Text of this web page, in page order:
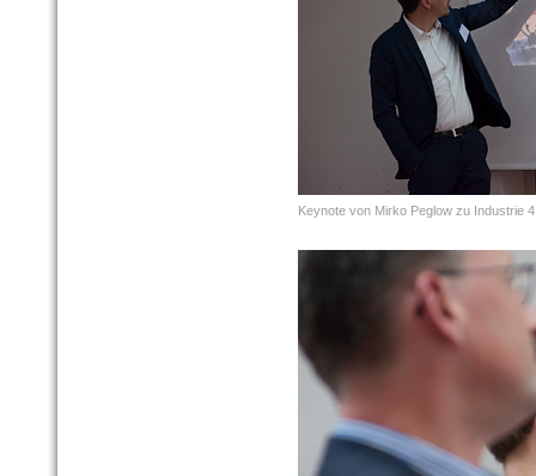
Keynote von Mirko Peglow zu Industrie